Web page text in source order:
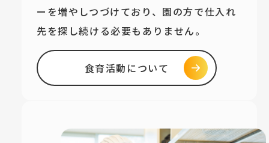
ーを増やしつづけており、園の方で仕入れ
先を探し続ける必要もありません。
食育活動について